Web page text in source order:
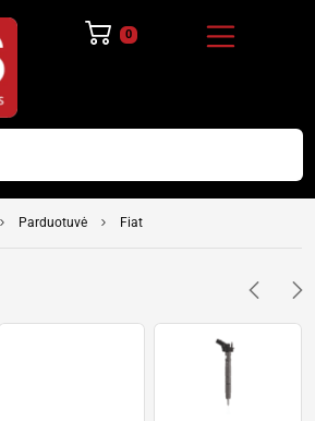
0
Parduotuvė Fiat